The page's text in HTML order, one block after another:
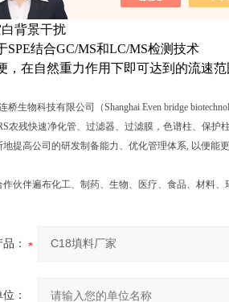
高的可控比表面积保证稳定的萃取效率
背景干扰
SPE结合GC/MS和LC/MS检测技术
，在自然重力作用下即可达到的流速
桥生物科技有限公司（Shanghai Even bridge
农残快速净化管、过滤器、过滤膜，色谱柱、保护
地提高公司的研发制备能力、优化管理体系, 以便能
伙伴遍布化工、制药、生物、医疗、食品、材料、
品：
：